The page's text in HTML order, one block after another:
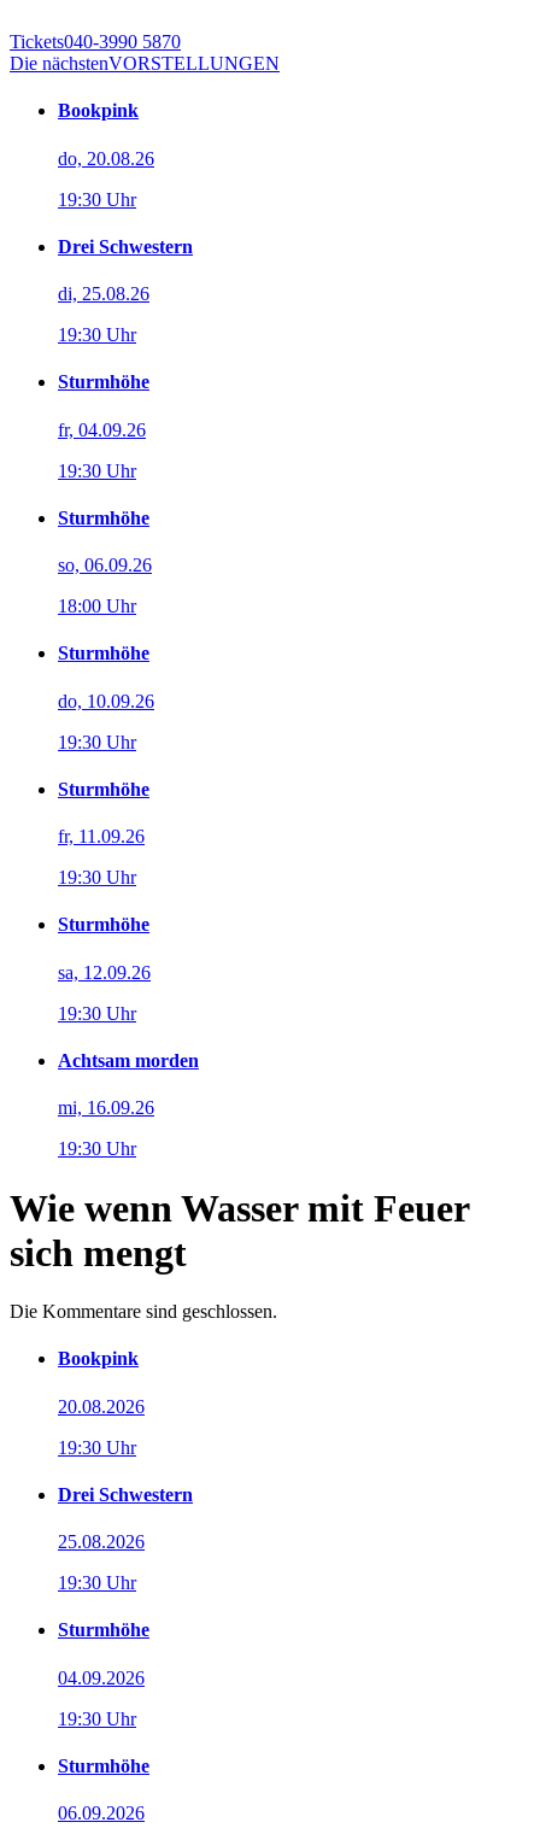
Tickets040-3990 5870
Die nächstenVORSTELLUNGEN
Bookpink
do, 20.08.26
19:30 Uhr
Drei Schwestern
di, 25.08.26
19:30 Uhr
Sturmhöhe
fr, 04.09.26
19:30 Uhr
Sturmhöhe
so, 06.09.26
18:00 Uhr
Sturmhöhe
do, 10.09.26
19:30 Uhr
Sturmhöhe
fr, 11.09.26
19:30 Uhr
Sturmhöhe
sa, 12.09.26
19:30 Uhr
Achtsam morden
mi, 16.09.26
19:30 Uhr
Wie wenn Wasser mit Feuer
sich mengt
Die Kommentare sind geschlossen.
Bookpink
20.08.2026
19:30 Uhr
Drei Schwestern
25.08.2026
19:30 Uhr
Sturmhöhe
04.09.2026
19:30 Uhr
Sturmhöhe
06.09.2026